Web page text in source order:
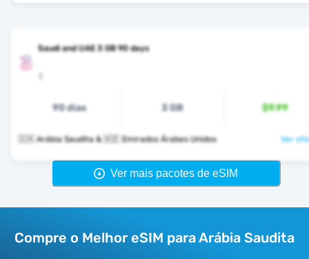
Saudi and UAE 3 GB 90 days
90 dias 3 GB $9.99
🇸🇦 Arábia Saudita & 🇦🇪 Emirados Árabes Unidos Ver
Ver mais pacotes de eSIM
Compre o Melhor eSIM para Arábia Saudita